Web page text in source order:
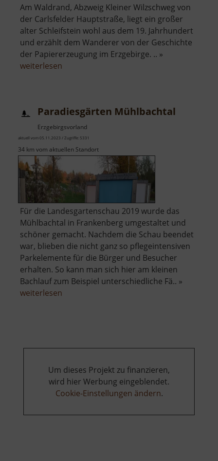
Am Waldrand, Abzweig Kleiner Wilzschweg von
der Carlsfelder Hauptstraße, liegt ein großer
alter Schleifstein wohl aus dem 19. Jahrhundert
und erzählt dem Wanderer von der Geschichte
der Papiererzeugung im Erzgebirge. .. »
weiterlesen
Papiermühle
Paradiesgärten Mühlbachtal
Erzgebirgsvorland
aktuell vom 05.11.2023 / Zugriffe: 5331
34 km vom aktuellen Standort
Für die Landesgartenschau 2019 wurde das
Mühlbachtal in Frankenberg umgestaltet und
schöner gemacht. Nachdem die Schau beendet
war, blieben die nicht ganz so pflegeintensiven
Parkelemente für die Bürger und Besucher
erhalten. So kann man sich hier am kleinen
Bachlauf zum Beispiel unterschiedliche Fä.. »
weiterlesen
Um dieses Projekt zu finanzieren,
wird hier Werbung eingeblendet.
Cookie-Einstellungen ändern.